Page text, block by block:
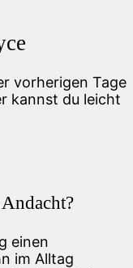
vorherigen Tage
kannst du leicht
einen
im Alltag